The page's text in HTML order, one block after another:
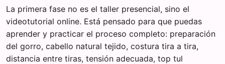
La primera fase no es el taller presencial, sino el
videotutorial online. Está pensado para que puedas
aprender y practicar el proceso completo: preparación
del gorro, cabello natural tejido, costura tira a tira,
distancia entre tiras, tensión adecuada, top tul